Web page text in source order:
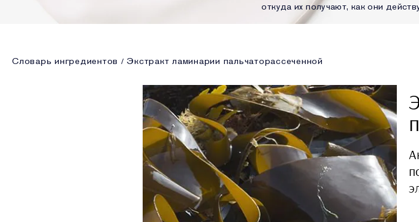
откуда их получают, как они
Словарь ингредиентов Экстракт ламинарии пальчаторассеченной